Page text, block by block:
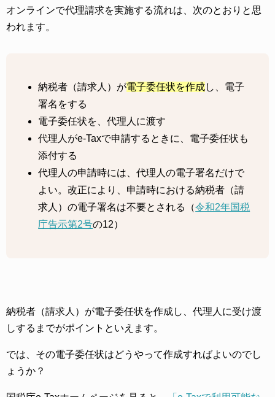
オンラインで代理請求を実施する流れは、次のとおりと思
われます。
納税者（請求人）が電子委任状を作成し、電子
署名をする
電子委任状を、代理人に渡す
代理人がe-Taxで申請するときに、電子委任状も
添付する
代理人の申請時には、代理人の電子署名だけで
よい。改正により、申請時における納税者（請
求人）の電子署名は不要とされる（令和2年国税
庁告示第2号の12）
納税者（請求人）が電子委任状を作成し、代理人に受け渡
しするまでがポイントといえます。
では、その電子委任状はどうやって作成すればよいのでし
ょうか？